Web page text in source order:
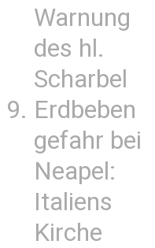
Warnung
des hl.
Scharbel
Erdbeben
gefahr bei
Neapel:
Italiens
Kirche